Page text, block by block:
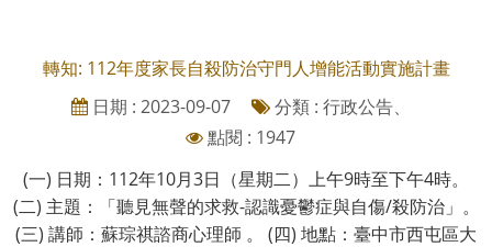
轉知: 112年度家長自殺防治守門人增能活動實施計畫
日期 : 2023-09-07
分類 : 行政公告、
點閱 : 1947
(一) 日期：112年10月3日（星期二）上午9時至下午4時。
(二) 主題：「聽見無聲的求救-認識憂鬱症與自傷/殺防治」。
(三) 講師：蘇琮祺諮商心理師 。 (四) 地點：臺中市西屯區大